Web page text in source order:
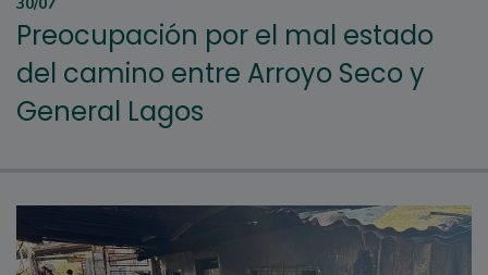
Preocupación por el mal estado
del camino entre Arroyo Seco y
General Lagos